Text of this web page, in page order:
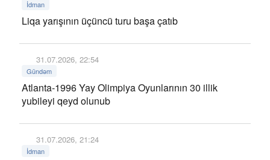
İdman
Liqa yarışının üçüncü turu başa çatıb
31.07.2026, 22:54
Gündəm
Atlanta-1996 Yay Olimpiya Oyunlarının 30 illik
yubileyi qeyd olunub
31.07.2026, 21:24
İdman